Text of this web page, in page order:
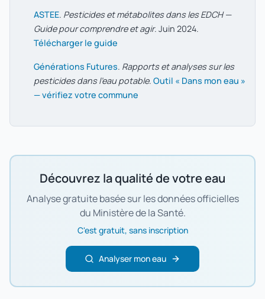
ASTEE. Pesticides et métabolites dans les EDCH —
Guide pour comprendre et agir. Juin 2024.
Télécharger le guide
Générations Futures. Rapports et analyses sur les
pesticides dans l'eau potable. Outil « Dans mon eau »
— vérifiez votre commune
Découvrez la qualité de votre eau
Analyse gratuite basée sur les données officielles
du Ministère de la Santé.
C'est gratuit, sans inscription
Analyser mon eau